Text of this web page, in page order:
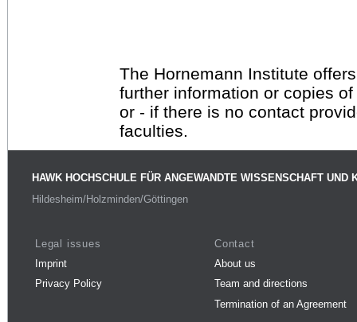
The Hornemann Institute
further information or copies
or - if there is no contact
faculties.
HAWK HOCHSCHULE FÜR ANGEWANDTE WISSENSCHAFT UND
Hildesheim/Holzminden/Göttingen
Legal issues
Imprint
Privacy Policy
Contact
About us
Team and directions
Termination of an Agreement